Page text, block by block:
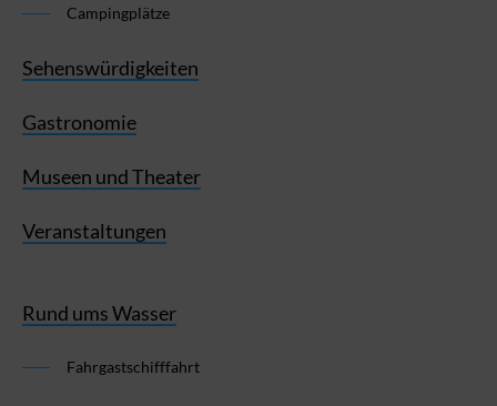
Campingplätze
Sehenswürdigkeiten
Gastronomie
Museen und Theater
Veranstaltungen
Rund ums Wasser
Fahrgastschifffahrt